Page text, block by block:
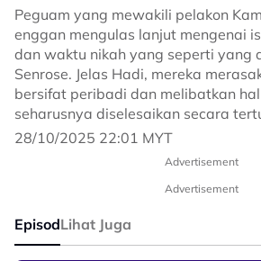
Peguam yang mewakili pelakon
enggan mengulas lanjut mengenai
dan waktu nikah yang seperti yang
Senrose. Jelas Hadi, mereka
bersifat peribadi dan melibatkan
seharusnya diselesaikan secara
28/10/2025 22:01 MYT
Advertisement
Advertisement
EpisodLihat Juga